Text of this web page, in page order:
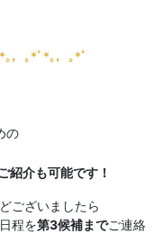
，｡*ﾟ*｡，｡*ﾟ
の
紹介も可能です！
ございましたら
程を第3候補までご連絡